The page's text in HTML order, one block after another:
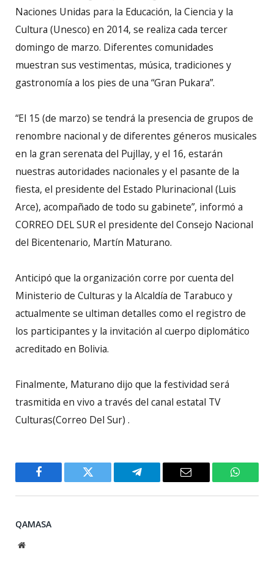
Naciones Unidas para la Educación, la Ciencia y la
Cultura (Unesco) en 2014, se realiza cada tercer
domingo de marzo. Diferentes comunidades
muestran sus vestimentas, música, tradiciones y
gastronomía a los pies de una “Gran Pukara”.
“El 15 (de marzo) se tendrá la presencia de grupos de
renombre nacional y de diferentes géneros musicales
en la gran serenata del Pujllay, y el 16, estarán
nuestras autoridades nacionales y el pasante de la
fiesta, el presidente del Estado Plurinacional (Luis
Arce), acompañado de todo su gabinete”, informó a
CORREO DEL SUR el presidente del Consejo Nacional
del Bicentenario, Martín Maturano.
Anticipó que la organización corre por cuenta del
Ministerio de Culturas y la Alcaldía de Tarabuco y
actualmente se ultiman detalles como el registro de
los participantes y la invitación al cuerpo diplomático
acreditado en Bolivia.
Finalmente, Maturano dijo que la festividad será
trasmitida en vivo a través del canal estatal TV
Culturas(Correo Del Sur) .
Facebook Twitter Telegram Email
QAMASA
Website